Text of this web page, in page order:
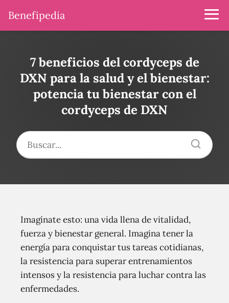
Benefipedia
7 beneficios del cordyceps de
DXN para la salud y el bienestar:
potencia tu bienestar con el
cordyceps de DXN
Imagínate esto: una vida llena de vitalidad,
fuerza y bienestar general. Imagina tener la
energía para conquistar tus tareas cotidianas,
la resistencia para superar entrenamientos
intensos y la resistencia para luchar contra las
enfermedades.